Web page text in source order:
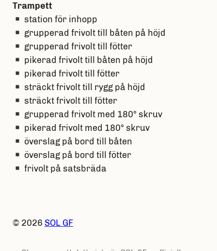
Trampett
station för inhopp
grupperad frivolt till båten på höjd
grupperad frivolt till fötter
pikerad frivolt till båten på höjd
pikerad frivolt till fötter
sträckt frivolt till rygg på höjd
sträckt frivolt till fötter
grupperad frivolt med 180° skruv
pikerad frivolt med 180° skruv
överslag på bord till båten
överslag på bord till fötter
frivolt på satsbräda
© 2026 SOL GF